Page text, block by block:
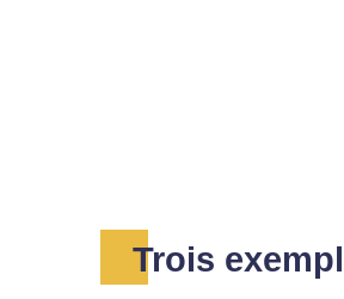
Trois